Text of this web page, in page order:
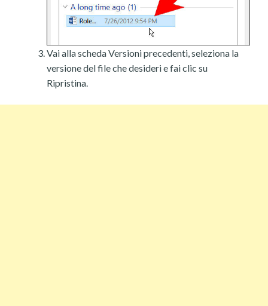
Vai alla scheda Versioni precedenti, seleziona la
versione del file che desideri e fai clic su
Ripristina.